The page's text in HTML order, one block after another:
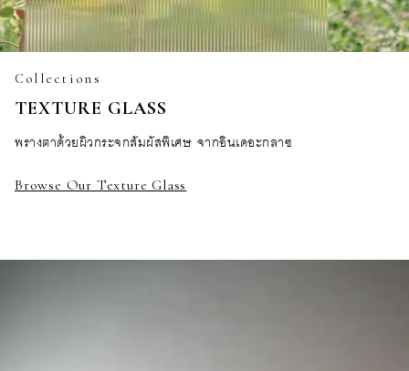
Collections
TEXTURE GLASS
พรางตาด้วยผิวกระจกสัมผัสพิเศษ จากอินเดอะกลาซ
Browse Our Texture Glass